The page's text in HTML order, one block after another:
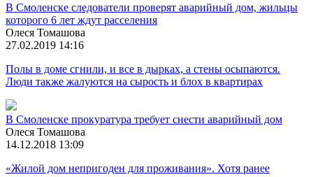
В Смоленске следователи проверят аварийный дом, жильцы
которого 6 лет ждут расселения
Олеся Томашова
27.02.2019 14:16
Полы в доме сгнили, и все в дырках, а стены осыпаются.
Люди также жалуются на сырость и блох в квартирах
В Смоленске прокуратура требует снести аварийный дом
Олеся Томашова
14.12.2018 13:09
«Жилой дом непригоден для проживания». Хотя ранее